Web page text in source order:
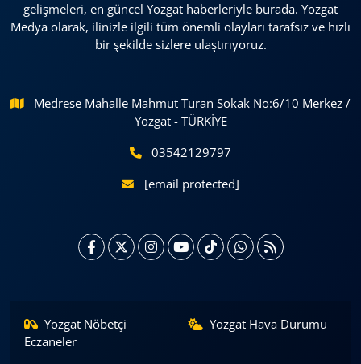
gelişmeleri, en güncel Yozgat haberleriyle burada. Yozgat
Medya olarak, ilinizle ilgili tüm önemli olayları tarafsız ve hızlı
bir şekilde sizlere ulaştırıyoruz.
Medrese Mahalle Mahmut Turan Sokak No:6/10 Merkez /
Yozgat - TÜRKİYE
03542129797
[email protected]
Yozgat Nöbetçi
Eczaneler
Yozgat Hava Durumu